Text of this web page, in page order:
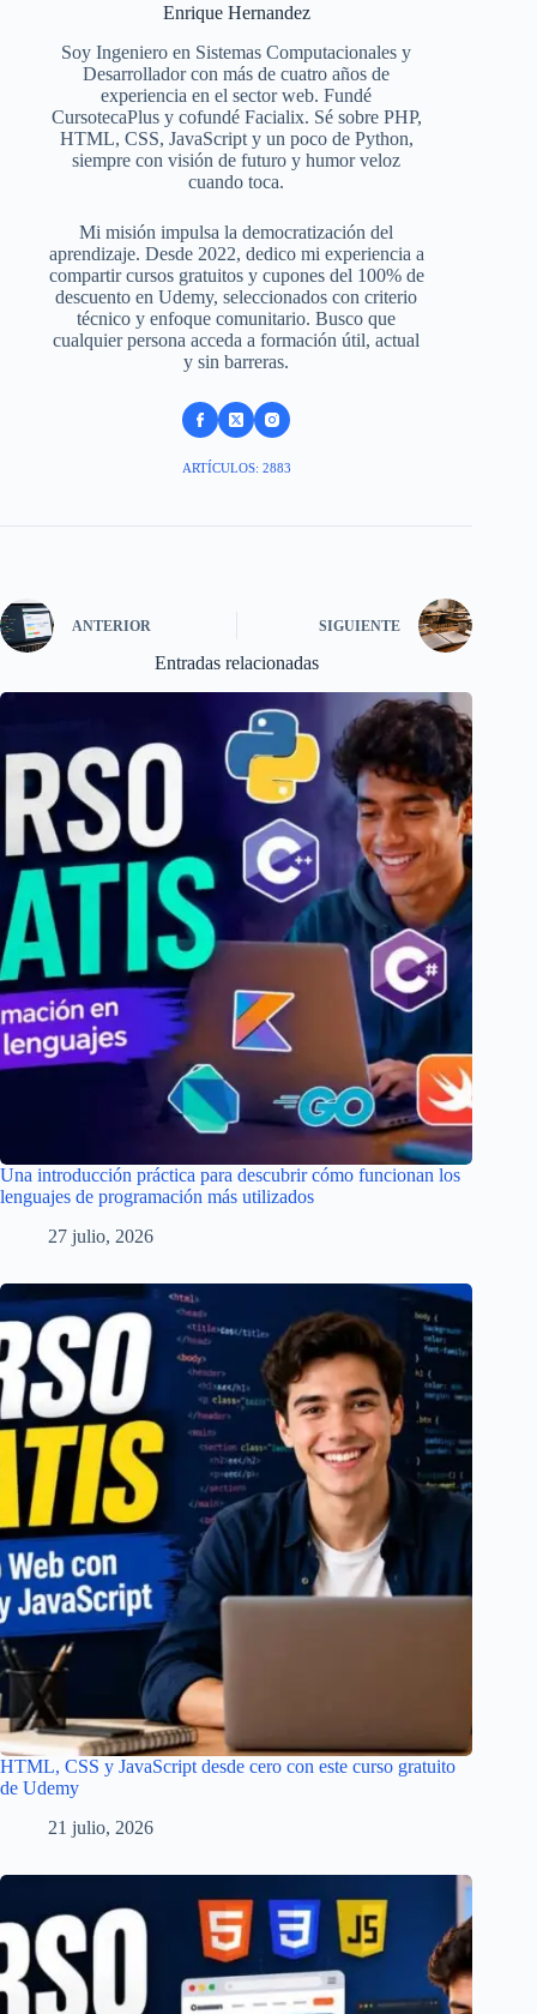
Enrique Hernandez
Soy Ingeniero en Sistemas Computacionales y
Desarrollador con más de cuatro años de
experiencia en el sector web. Fundé
CursotecaPlus y cofundé Facialix. Sé sobre PHP,
HTML, CSS, JavaScript y un poco de Python,
siempre con visión de futuro y humor veloz
cuando toca.
Mi misión impulsa la democratización del
aprendizaje. Desde 2022, dedico mi experiencia a
compartir cursos gratuitos y cupones del 100% de
descuento en Udemy, seleccionados con criterio
técnico y enfoque comunitario. Busco que
cualquier persona acceda a formación útil, actual
y sin barreras.
ARTÍCULOS: 2883
ANTERIOR SIGUIENTE
Entradas relacionadas
Una introducción práctica para descubrir cómo funcionan los
lenguajes de programación más utilizados
27 julio, 2026
HTML, CSS y JavaScript desde cero con este curso gratuito
de Udemy
21 julio, 2026